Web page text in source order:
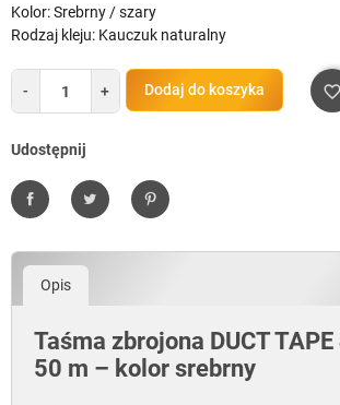
Kolor: Srebrny / szary
Rodzaj kleju: Kauczuk naturalny
- + Dodaj do koszyka favorite_border
Udostępnij
UdostępnijTweetujPinterest
Opis
Taśma zbrojona DUCT
50 m – kolor srebrny